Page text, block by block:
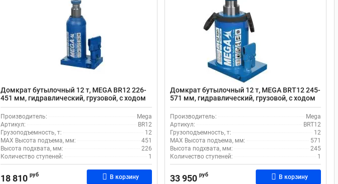
Домкрат бутылочный 12 т, MEGA BR12 226-
451 мм, гидравлический, грузовой, с ходом
штока 225 мм
Производитель:
Mega
Артикул:
BR12
Грузоподъемность, т:
12
MAX Высота подъема, мм:
451
Высота подхвата, мм:
226
Количество ступеней:
1
18 810 руб В корзину
Домкрат бутылочный 12 т, MEGA BRT12 245-
571 мм, гидравлический, грузовой, с ходом
штока 326 мм
Производитель:
Mega
Артикул:
BRT12
Грузоподъемность, т:
12
MAX Высота подъема, мм:
571
Высота подхвата, мм:
245
Количество ступеней:
1
33 950 руб В корзину